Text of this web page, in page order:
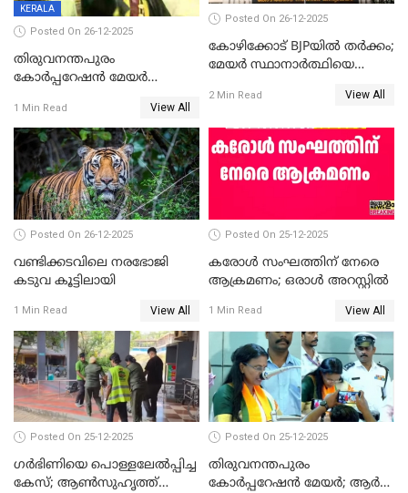
KERALA
Posted On 26-12-2025
തിരുവനന്തപുരം
കോര്‍പ്പറേഷന്‍ മേയര്‍
ഹൈക്കോടതിയിലേക്ക്;
സത്യപ്രതിജ്ഞ ചടങ്ങില്‍
ചട്ടലംഘനമെന്ന് പാർട്ടി
1 Min Read View All
Posted On 26-12-2025
കോഴിക്കോട് BJPയിൽ തർക്കം;
മേയർ സ്ഥാനാർത്ഥിയെ
2 Min Read View All
Posted On 26-12-2025
വണ്ടിക്കടവിലെ നരഭോജി
കടുവ കൂട്ടിലായി
1 Min Read View All
Posted On 25-12-2025
കരോള്‍ സംഘത്തിന് നേരെ
ആക്രമണം; ഒരാള്‍ അറസ്റ്റില്‍
1 Min Read View All
Posted On 25-12-2025
ഗര്‍ഭിണിയെ പൊള്ളലേല്‍പ്പിച്ച
കേസ്; ആണ്‍സുഹൃത്ത്
Posted On 25-12-2025
തിരുവനന്തപുരം
കോര്‍പ്പറേഷന്‍ മേയർ; ആര്‍